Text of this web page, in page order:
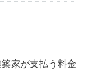
家が支払う料金